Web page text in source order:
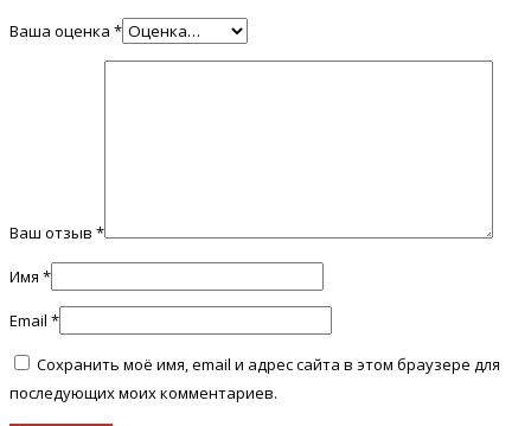
Ваша оценка *
Ваш отзыв *
Имя *
Email *
Сохранить моё имя, email и адрес сайта в этом браузере для
последующих моих комментариев.